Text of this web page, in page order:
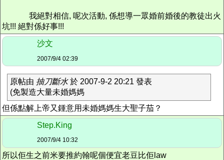
我絕對相信, 呢次活動, 係想導一眾婚前婚後的教徒出火
坑!!! 絕對係好事!!!
沙文
2007/9/4 02:39
原帖由 抽刀斷水於 2007-9-2 20:21 發表
(免製造大量未婚媽媽
但係點解上帝又鍾意用未婚媽媽生大聖子茄？
Step.King
2007/9/4 10:32
所以佢生之前米要推約翰呢個便宜老豆比佢law